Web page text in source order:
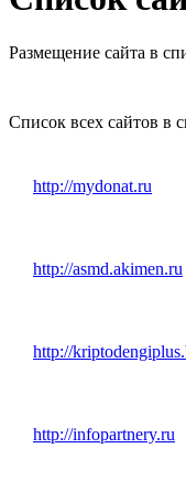
Размещение сайта в
Список всех сайтов в
http://mydonat.ru
http://asmd.akimen.ru
http://
http://infopartnery.ru